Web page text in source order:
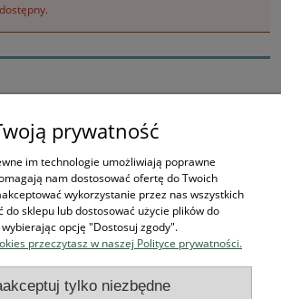
przygodę
kolekcjonować
dla
bohaterów
prywatność
im technologie umożliwiają poprawne
nam dostosować ofertę do Twoich
wykorzystanie przez nas wszystkich
do sklepu lub dostosować użycie plików do
opcję "Dostosuj zgody".
przeczytasz w naszej Polityce prywatności.
tylko niezbędne